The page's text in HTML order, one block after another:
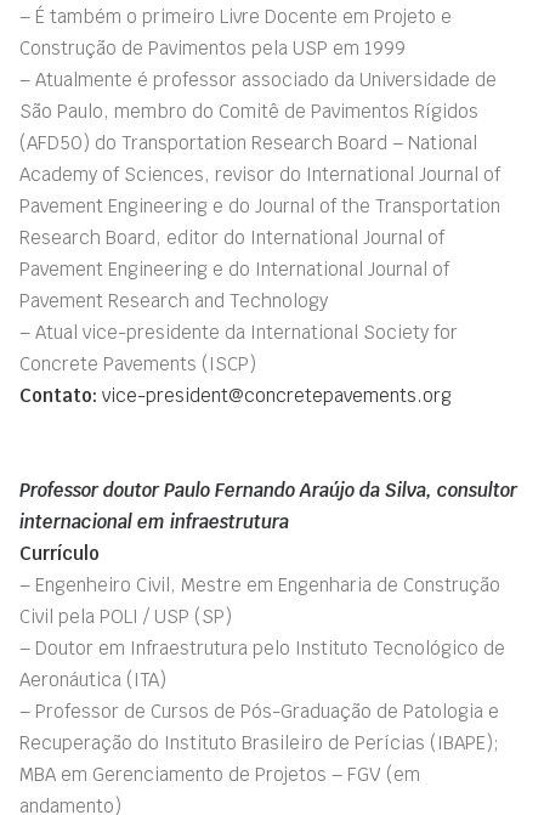
– É também o primeiro Livre Docente em Projeto e
Construção de Pavimentos pela USP em 1999
– Atualmente é professor associado da Universidade de
São Paulo, membro do Comitê de Pavimentos Rígidos
(AFD50) do Transportation Research Board – National
Academy of Sciences, revisor do International Journal of
Pavement Engineering e do Journal of the Transportation
Research Board, editor do International Journal of
Pavement Engineering e do International Journal of
Pavement Research and Technology
– Atual vice-presidente da International Society for
Concrete Pavements (ISCP)
Contato: vice-president@concretepavements.org
Professor doutor Paulo Fernando Araújo da Silva, consultor
internacional em infraestrutura
Currículo
– Engenheiro Civil, Mestre em Engenharia de Construção
Civil pela POLI / USP (SP)
– Doutor em Infraestrutura pelo Instituto Tecnológico de
Aeronáutica (ITA)
– Professor de Cursos de Pós-Graduação de Patologia e
Recuperação do Instituto Brasileiro de Perícias (IBAPE);
MBA em Gerenciamento de Projetos – FGV (em
andamento)